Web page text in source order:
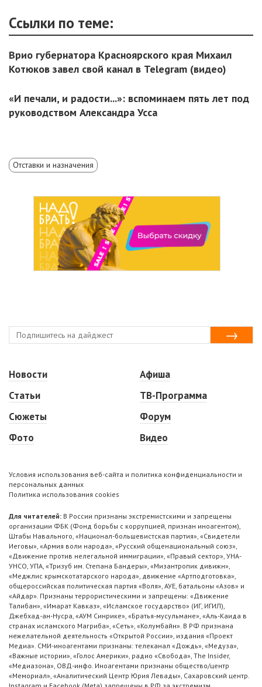
Ссылки по теме:
Врио губернатора Красноярского края Михаил
Котюков завел свой канал в Telegram (видео)
«И печали, и радости...»: вспоминаем пять лет под
руководством Александра Усса
Отставки и назначения
Новости
Статьи
Сюжеты
Фото
Афиша
ТВ-Программа
Форум
Видео
Условия использования веб-сайта и политика конфиденциальности и
персональных данных
Политика использования cookies
Для читателей: В России признаны экстремистскими и запрещены
организации ФБК (Фонд борьбы с коррупцией, признан иноагентом),
Штабы Навального, «Национал-большевистская партия», «Свидетели
Иеговы», «Армия воли народа», «Русский общенациональный союз»,
«Движение против нелегальной иммиграции», «Правый сектор», УНА-
УНСО, УПА, «Тризуб им. Степана Бандеры», «Мизантропик дивижн»,
«Меджлис крымскотатарского народа», движение «Артподготовка»,
общероссийская политическая партия «Воля», АУЕ, батальоны «Азов» и
«Айдар». Признаны террористическими и запрещены: «Движение
Талибан», «Имарат Кавказ», «Исламское государство» (ИГ, ИГИЛ),
Джебхад-ан-Нусра, «АУМ Синрике», «Братья-мусульмане», «Аль-Каида в
странах исламского Магриба», «Сеть», «Колумбайн». В РФ признана
нежелательной деятельность «Открытой России», издания «Проект
Медиа». СМИ-иноагентами признаны: телеканал «Дождь», «Медуза»,
«Важные истории», «Голос Америки», радио «Свобода», The Insider,
«Медиазона», ОВД-инфо. Иноагентами признаны общество/центр
«Мемориал», «Аналитический Центр Юрия Левады», Сахаровский центр.
Instagram и Facebook (Metа) запрещены в РФ за экстремизм.